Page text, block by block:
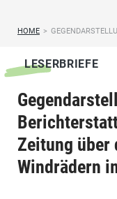
HOME >
LESERBRIEFE
Zeitung über
Windrädern